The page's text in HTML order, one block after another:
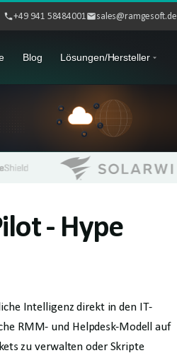
+49 941 58484001 sales@ramgesoft.de
Blog Lösungen/Hersteller
- Hype
Intelligenz direkt in den IT-
RMM- und Helpdesk-Modell auf
zu verwalten oder Skripte